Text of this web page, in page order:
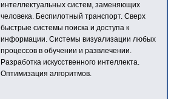
интеллектуальных систем, заменяющих
человека. Беспилотный транспорт. Сверх
быстрые системы поиска и доступа к
информации. Системы визуализации любых
процессов в обучении и развлечении.
Разработка искусственного интеллекта.
Оптимизация алгоритмов.